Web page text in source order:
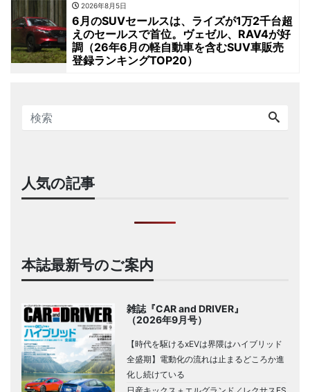
2026年8月5日
6月のSUVセールスは、ライズが1万2千台超
えのセールスで首位。ヴェゼル、RAV4が好
調（26年6月の軽自動車を含むSUV車販売
登録ランキングTOP20）
人気の記事
本誌最新号のご案内
雑誌『CAR and DRIVER』
（2026年9月号）
【時代を駆けるxEVは界隈はハイブリッド
全盛期】電動化の流れは止まるどころか進
化し続けている